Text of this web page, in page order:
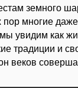
земного
пор многие
увидим как
традиции и
веков